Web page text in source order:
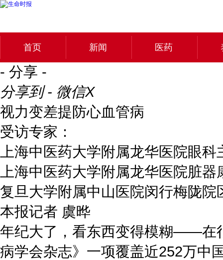
首页 新闻 医药
- 分享 -
分享到 - 微信X
视力变差提防心血管病
受访专家：
上海中医药大学附属龙华医院眼
上海中医药大学附属龙华医院脏
复旦大学附属中山医院闵行梅陇
本报记者 虞晔
年纪大了，看东西变得模糊——在
病学会杂志》一项覆盖近252万中